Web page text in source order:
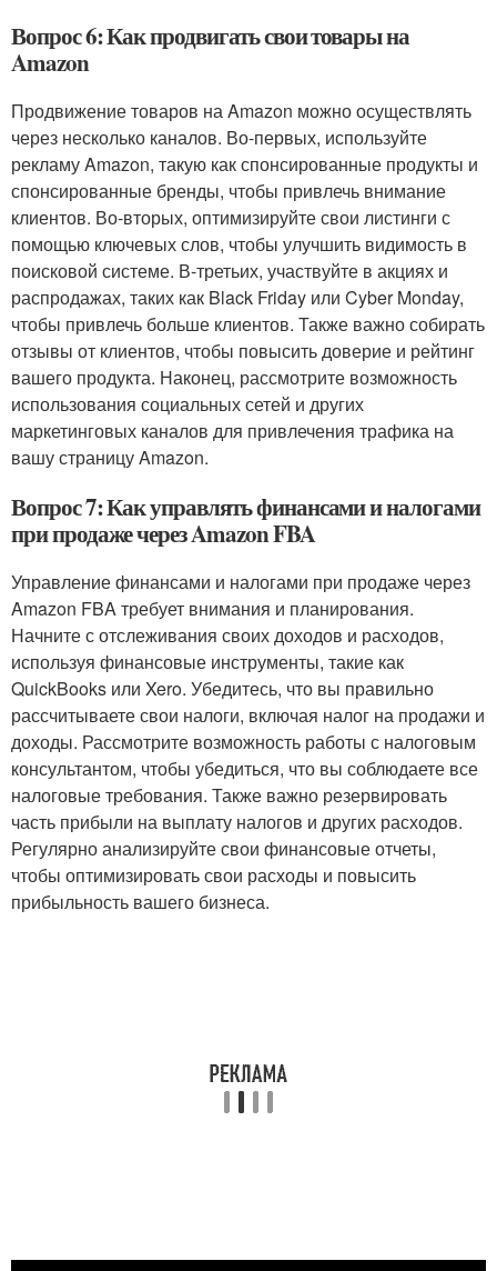
Вопрос 6: Как продвигать свои товары на
Amazon
Продвижение товаров на Amazon можно осуществлять
через несколько каналов. Во-первых, используйте
рекламу Amazon, такую как спонсированные продукты и
спонсированные бренды, чтобы привлечь внимание
клиентов. Во-вторых, оптимизируйте свои листинги с
помощью ключевых слов, чтобы улучшить видимость в
поисковой системе. В-третьих, участвуйте в акциях и
распродажах, таких как Black Friday или Cyber Monday,
чтобы привлечь больше клиентов. Также важно собирать
отзывы от клиентов, чтобы повысить доверие и рейтинг
вашего продукта. Наконец, рассмотрите возможность
использования социальных сетей и других
маркетинговых каналов для привлечения трафика на
вашу страницу Amazon.
Вопрос 7: Как управлять финансами и налогами
при продаже через Amazon FBA
Управление финансами и налогами при продаже через
Amazon FBA требует внимания и планирования.
Начните с отслеживания своих доходов и расходов,
используя финансовые инструменты, такие как
QuickBooks или Xero. Убедитесь, что вы правильно
рассчитываете свои налоги, включая налог на продажи и
доходы. Рассмотрите возможность работы с налоговым
консультантом, чтобы убедиться, что вы соблюдаете все
налоговые требования. Также важно резервировать
часть прибыли на выплату налогов и других расходов.
Регулярно анализируйте свои финансовые отчеты,
чтобы оптимизировать свои расходы и повысить
прибыльность вашего бизнеса.